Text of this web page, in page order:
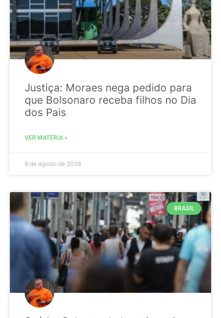
Justiça: Moraes nega pedido para
que Bolsonaro receba filhos no Dia
dos Pais
VER MATÉRIA »
8 de agosto de 2026
BRASIL